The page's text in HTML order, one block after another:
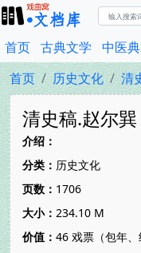
首页 古典文学 中医
首页
历史文化 清
清史稿.赵尔巽
介绍：
分类： 历史文化
页数： 1706
大小： 234.10 M
价值： 46 戏票（包年、